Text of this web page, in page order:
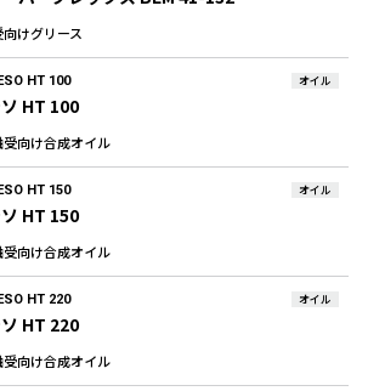
けグリース
HT 100 オイル
HT 100
受向け合成オイル
HT 150 オイル
HT 150
受向け合成オイル
HT 220 オイル
HT 220
受向け合成オイル